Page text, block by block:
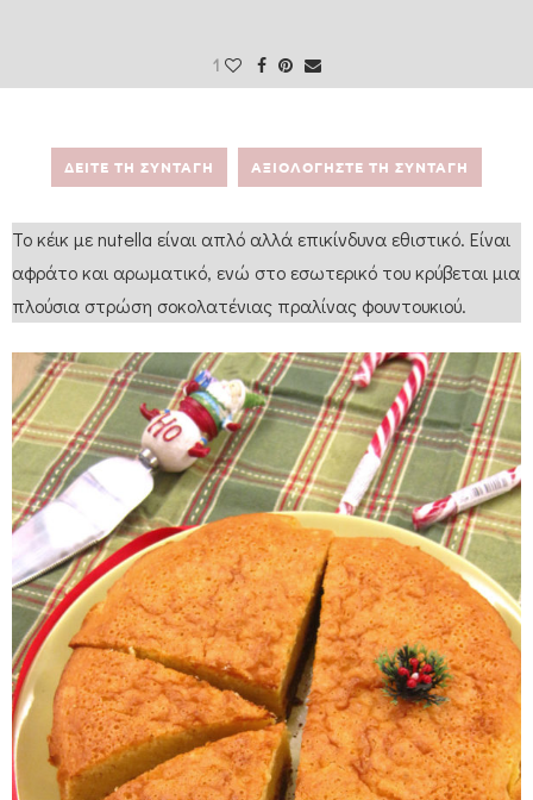
1
ΔΕΙΤΕ ΤΗ ΣΥΝΤΑΓΗ ΑΞΙΟΛΟΓΗΣΤΕ ΤΗ ΣΥΝΤΑΓΗ
Το κέικ με nutella είναι απλό αλλά επικίνδυνα εθιστικό. Είναι
αφράτο και αρωματικό, ενώ στο εσωτερικό του κρύβεται μια
πλούσια στρώση σοκολατένιας πραλίνας φουντουκιού.